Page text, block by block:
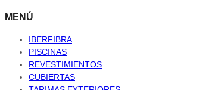
MENÚ
IBERFIBRA
PISCINAS
REVESTIMIENTOS
CUBIERTAS